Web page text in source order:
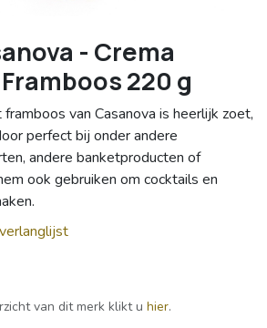
- Crema
220 g
van Casanova is heerlijk zoet,
perfect bij onder andere
andere banketproducten of
ook gebruiken om cocktails en
van dit merk klikt u hier.